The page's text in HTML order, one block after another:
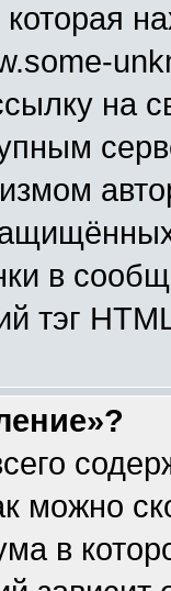
которая
на
в
тэг
можно
в